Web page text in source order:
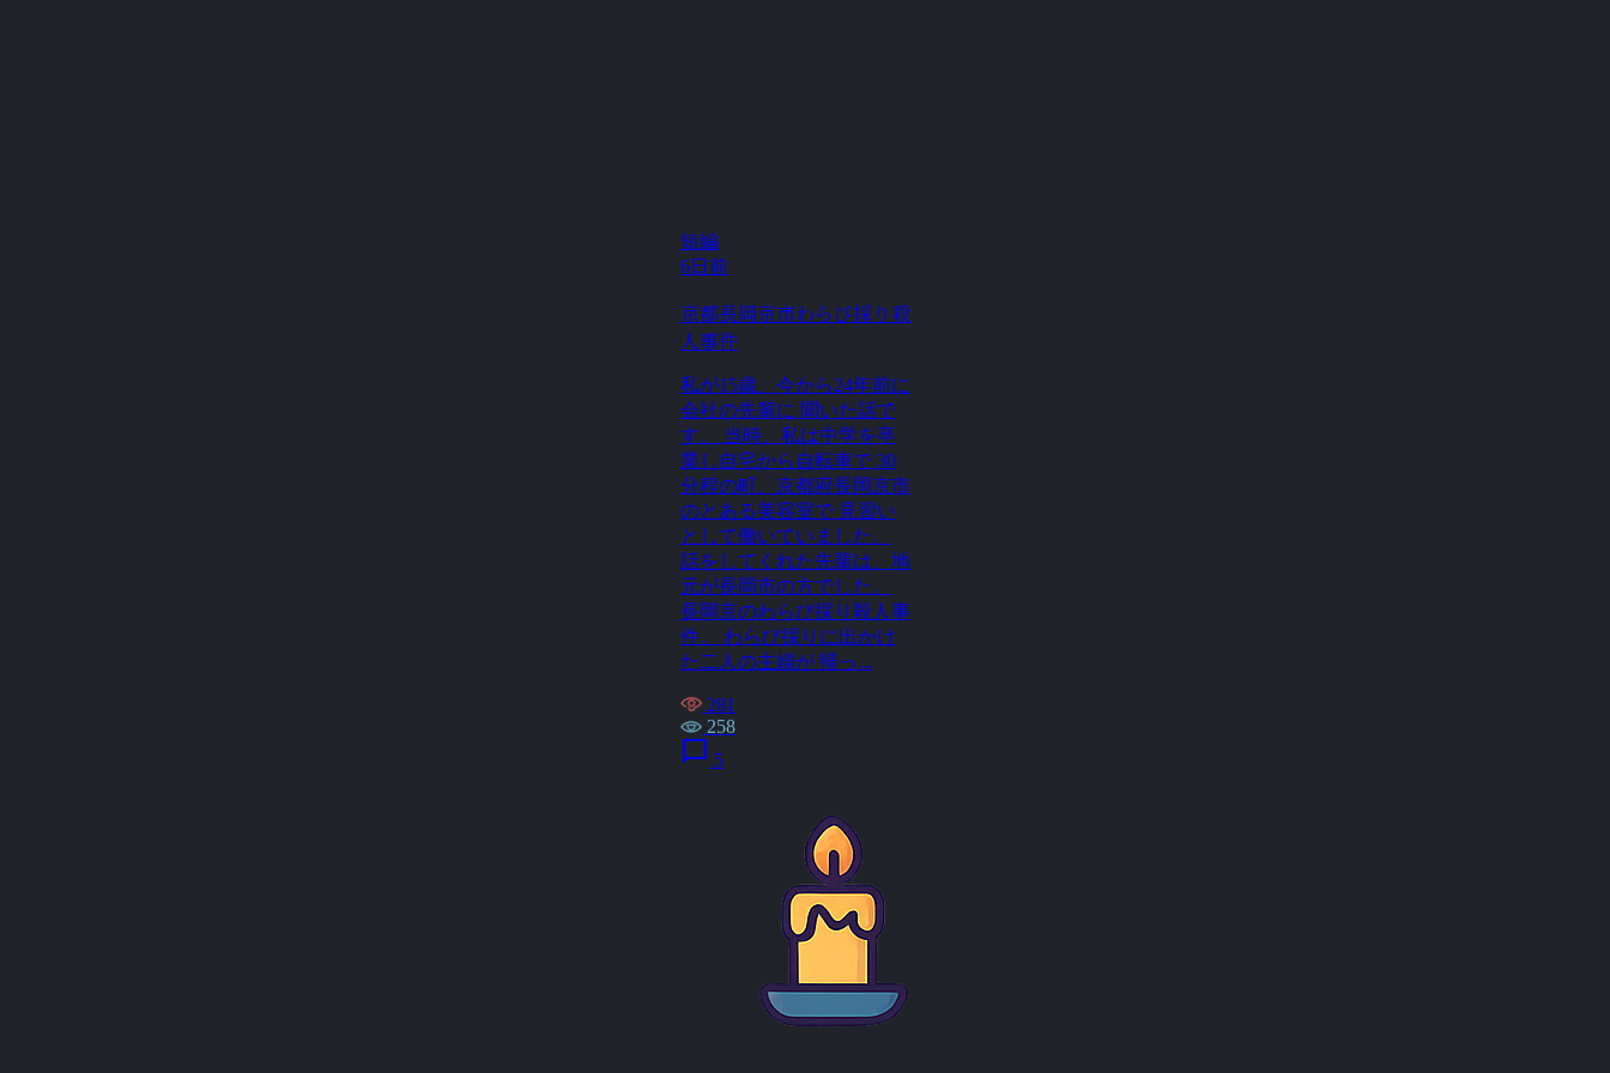
短編
6日前
京都長岡京市わらび採り殺
人事件
私が15歳、今から24年前に
会社の先輩に 聞いた話で
す。 当時、私は中学を卒
業し自宅から自転車で 30
分程の町、京都府長岡京市
のとある美容室で 見習い
として働いていました。
話をしてくれた先輩は、地
元が長岡市の方でした。
長岡京のわらび採り殺人事
件。 わらび採りに出かけ
た二人の主婦が 帰っ...
281
258
chat_bubble 5